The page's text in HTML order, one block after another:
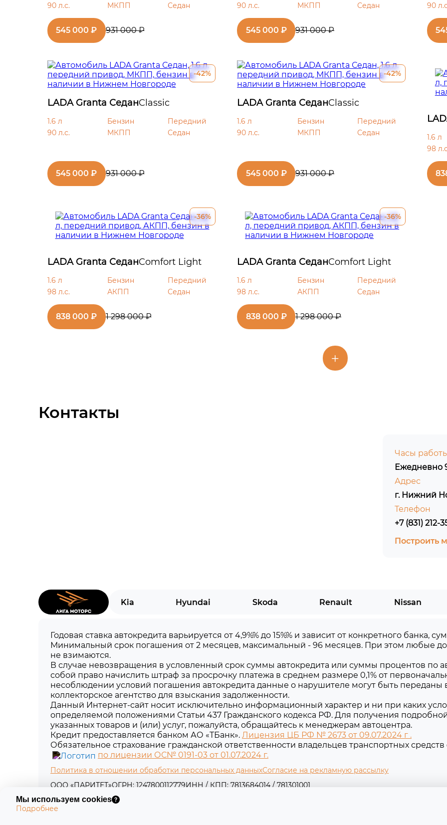
Мы используем cookies
Подробнее
90 л.с.
МКПП Седан
545 000 ₽ 931 000 ₽
90 л.с.
МКПП Седан
545 000 ₽ 931 000 ₽
90
-42%
LADA Granta СеданClassic
1.6 л Бензин
Передний
90 л.с.
МКПП Седан
545 000 ₽ 931 000 ₽
-42%
LADA Granta СеданClassic
1.6 л Бензин
Передний
90 л.с.
МКПП Седан
545 000 ₽ 931 000 ₽
1.6 л
98
-36%
LADA Granta СеданComfort Light
1.6 л Бензин
Передний
98 л.с.
АКПП Седан
838 000 ₽ 1 298 000 ₽
-36%
LADA Granta СеданComfort Light
1.6 л Бензин
Передний
98 л.с.
АКПП Седан
838 000 ₽ 1 298 000 ₽
Контакты
Часы
Ежедневно
Адрес
г. Нижний
Телефон
+7 (831) 212-
Построить
Kia Hyundai Skoda Renault Nissan
Годовая ставка автокредита варьируется от 4,9%% до 15%% и зависит от конкретного
Минимальный срок погашения от 2 месяцев, максимальный - 96 месяцев. При этом любые
не взимаются.
В случае невозвращения в условленный срок суммы автокредита или суммы процентов по
собой право начислить штраф за просрочку платежа в среднем размере 0,1% от
несоблюдении условий погашения автокредита данные о нарушителе могут быть
коллекторское агентство для взыскания задолженности.
Данный Интернет-сайт носит исключительно информационный характер и ни при каких
определяемой положениями Статьи 437 Гражданского кодекса РФ. Для получения
указанных товаров и (или) услуг, пожалуйста, обращайтесь к менеджерам автоцентра.
Кредит предоставляется банком АО «ТБанк». Лицензия ЦБ РФ № 2673 от 09.07.2024 г .
Обязательное страхование гражданской ответственности владельцев транспортных
по лицензии ОС№ 0191-03 от 01.07.2024 г.
Политика в отношении обработки персональных данныхСогласие на рекламную рассылку
ООО «ПАРИТЕТ»ОГРН: 1247800112779ИНН / КПП: 7813684014 / 781301001
Юридический адрес: 197198, г. Санкт-Петербург, Съезжинская ул, д. 16 литера Б, помещ. 1-н оф. 2-1